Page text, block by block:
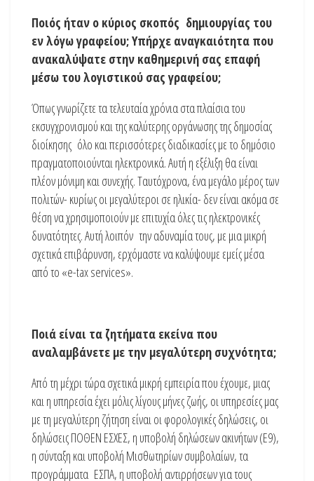
Ποιός ήταν ο κύριος σκοπός δημιουργίας του
εν λόγω γραφείου; Υπήρχε αναγκαιότητα που
ανακαλύψατε στην καθημερινή σας επαφή
μέσω του λογιστικού σας γραφείου;
Όπως γνωρίζετε τα τελευταία χρόνια στα πλαίσια του
εκσυγχρονισμού και της καλύτερης οργάνωσης της δημοσίας
διοίκησης όλο και περισσότερες διαδικασίες με το δημόσιο
πραγματοποιούνται ηλεκτρονικά. Αυτή η εξέλιξη θα είναι
πλέον μόνιμη και συνεχής. Ταυτόχρονα, ένα μεγάλο μέρος των
πολιτών- κυρίως οι μεγαλύτεροι σε ηλικία- δεν είναι ακόμα σε
θέση να χρησιμοποιούν με επιτυχία όλες τις ηλεκτρονικές
δυνατότητες. Αυτή λοιπόν την αδυναμία τους, με μια μικρή
σχετικά επιβάρυνση, ερχόμαστε να καλύψουμε εμείς μέσα
από το «e-tax services».
Ποιά είναι τα ζητήματα εκείνα που
αναλαμβάνετε με την μεγαλύτερη συχνότητα;
Από τη μέχρι τώρα σχετικά μικρή εμπειρία που έχουμε, μιας
και η υπηρεσία έχει μόλις λίγους μήνες ζωής, οι υπηρεσίες μας
με τη μεγαλύτερη ζήτηση είναι οι φορολογικές δηλώσεις, οι
δηλώσεις ΠΟΘΕΝ ΕΣΧΕΣ, η υποβολή δηλώσεων ακινήτων (Ε9),
η σύνταξη και υποβολή Μισθωτηρίων συμβολαίων, τα
προγράμματα ΕΣΠΑ, η υποβολή αντιρρήσεων για τους